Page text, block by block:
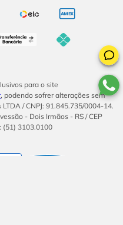
para o site
, podendo sofrer alterações sem
/ CNPJ: 91.845.735/0004-14.
- Dois Irmãos - RS / CEP
(51) 3103.0100